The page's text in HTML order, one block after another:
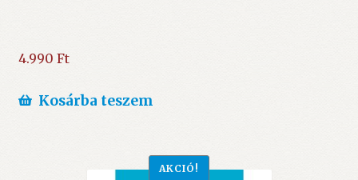
4.990 Ft
Kosárba teszem
AKCIÓ!